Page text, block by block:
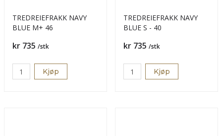
TREDREIEFRAKK NAVY
BLUE M+ 46
Pris
kr 735 /stk
Kjøp
TREDREIEFRAKK NAVY
BLUE S - 40
Pris
kr 735 /stk
Kjøp